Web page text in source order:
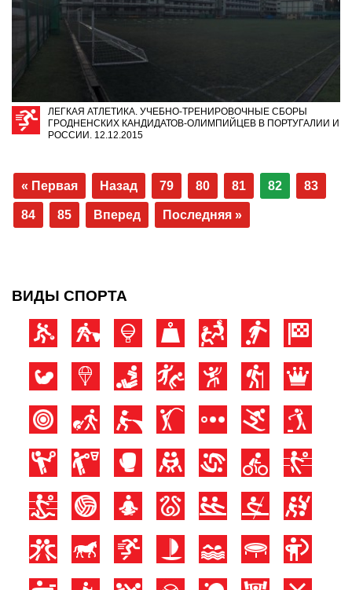
ЛЕГКАЯ АТЛЕТИКА. УЧЕБНО-ТРЕНИРОВОЧНЫЕ СБОРЫ
ГРОДНЕНСКИХ КАНДИДАТОВ-ОЛИМПИЙЦЕВ В ПОРТУГАЛИИ И
РОССИИ. 12.12.2015
« Первая Назад 79 80 81 82 83
84 85 Вперед Последняя »
ВИДЫ СПОРТА